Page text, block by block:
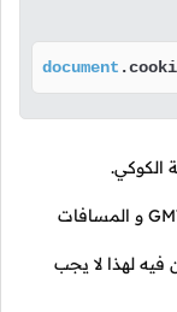
document .
الكوكي.
التاريخ يمكن تحديده بأسلوب UTC أو GMT و المسافات
فيه لهذا لا يجب